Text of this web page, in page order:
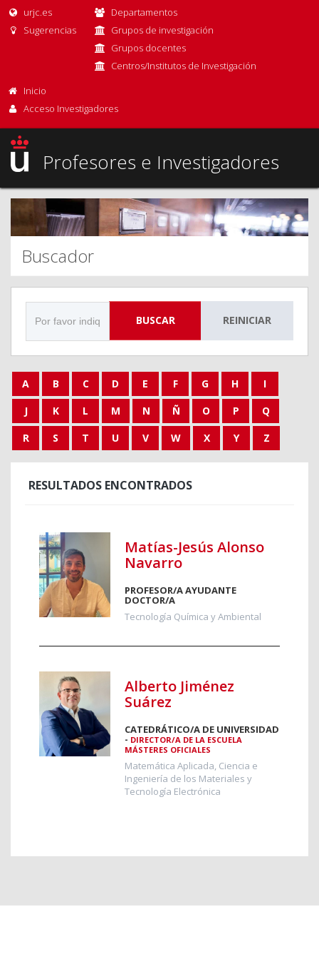
urjc.es
Sugerencias
Departamentos
Grupos de investigación
Grupos docentes
Centros/Institutos de Investigación
Inicio
Acceso Investigadores
Profesores e Investigadores
Buscador
BUSCAR REINICIAR
A B C D E F G H
I
J
K L M N Ñ O P
Q
R
S T U V W X Y Z
RESULTADOS ENCONTRADOS
Matías-Jesús Alonso
Navarro
PROFESOR/A AYUDANTE
DOCTOR/A
Tecnología Química y Ambiental
Alberto Jiménez
Suárez
CATEDRÁTICO/A DE UNIVERSIDAD
- DIRECTOR/A DE LA ESCUELA
MÁSTERES OFICIALES
Matemática Aplicada, Ciencia e
Ingeniería de los Materiales y
Tecnología Electrónica